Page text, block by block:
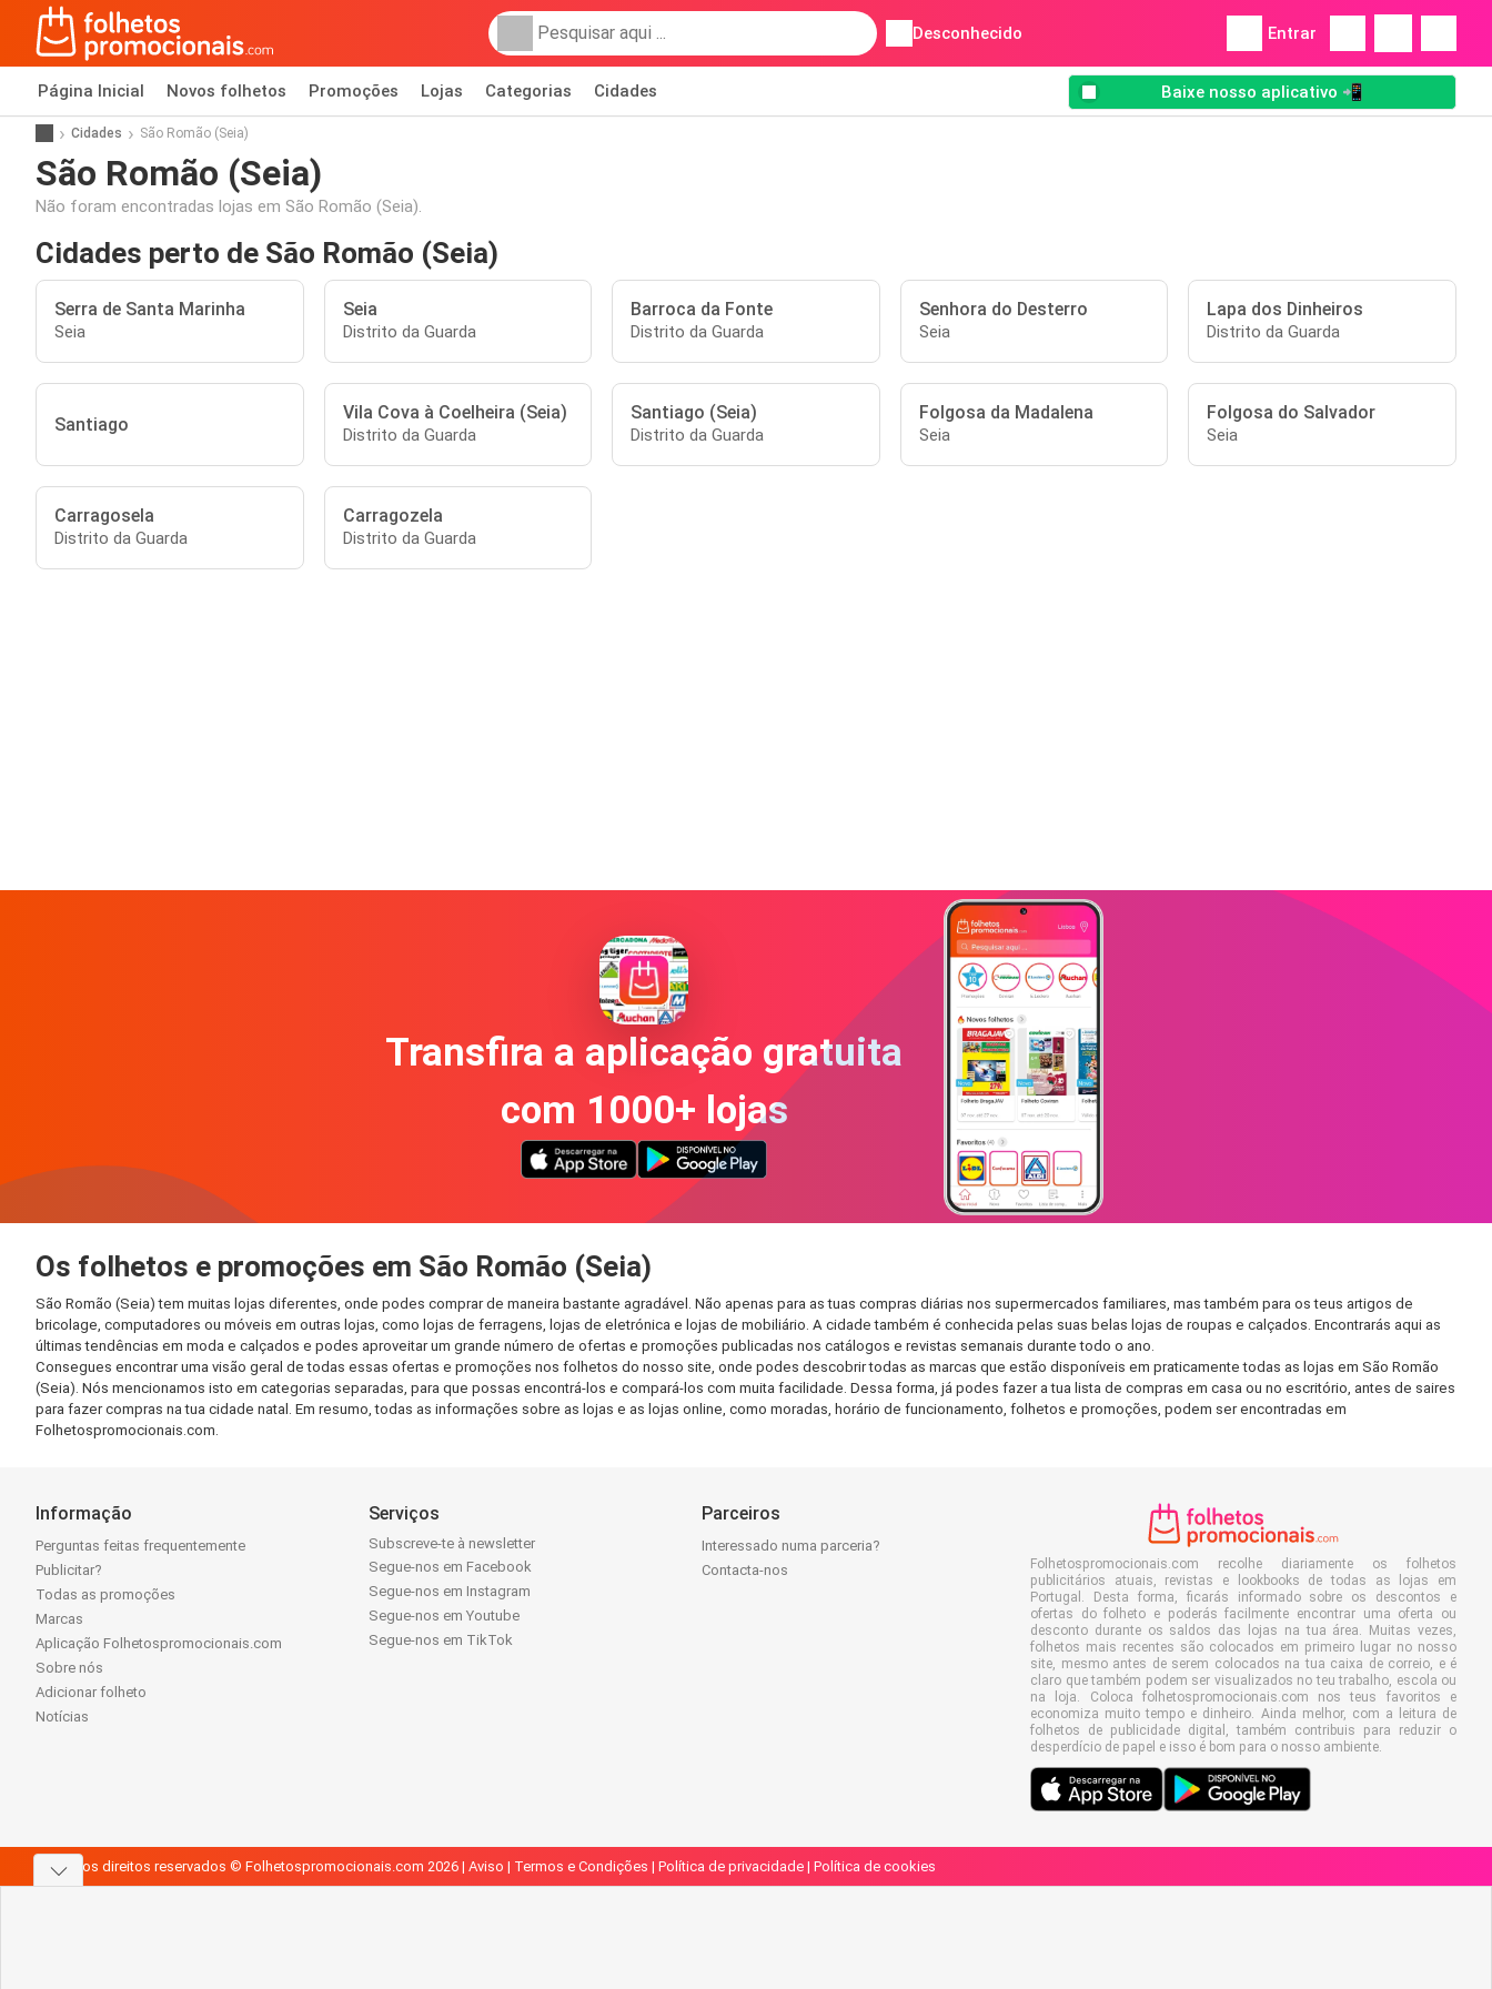
Desconhecido Entrar
Página Inicial Novos folhetos Promoções Lojas Categorias Cidades Baixe nosso aplicativo 📲
Cidades São Romão (Seia)
São Romão (Seia)
Não foram encontradas lojas em São Romão (Seia).
Cidades perto de São Romão (Seia)
Serra de Santa Marinha
Seia
Seia
Distrito da Guarda
Barroca da Fonte
Distrito da Guarda
Senhora do Desterro
Seia
Lapa dos Dinheiros
Distrito da Guarda
Santiago
Vila Cova à Coelheira (Seia)
Distrito da Guarda
Santiago (Seia)
Distrito da Guarda
Folgosa da Madalena
Seia
Folgosa do Salvador
Seia
Carragosela
Distrito da Guarda
Carragozela
Distrito da Guarda
Transfira a aplicação gratuita
com 1000+ lojas
Os folhetos e promoções em São Romão (Seia)
São Romão (Seia) tem muitas lojas diferentes, onde podes comprar de maneira bastante agradável. Não apenas para as tuas compras diárias nos supermercados familiares, mas também para os teus artigos de
bricolage, computadores ou móveis em outras lojas, como lojas de ferragens, lojas de eletrónica e lojas de mobiliário. A cidade também é conhecida pelas suas belas lojas de roupas e calçados. Encontrarás aqui as
últimas tendências em moda e calçados e podes aproveitar um grande número de ofertas e promoções publicadas nos catálogos e revistas semanais durante todo o ano.
Consegues encontrar uma visão geral de todas essas ofertas e promoções nos folhetos do nosso site, onde podes descobrir todas as marcas que estão disponíveis em praticamente todas as lojas em São Romão
(Seia). Nós mencionamos isto em categorias separadas, para que possas encontrá-los e compará-los com muita facilidade. Dessa forma, já podes fazer a tua lista de compras em casa ou no escritório, antes de saires
para fazer compras na tua cidade natal. Em resumo, todas as informações sobre as lojas e as lojas online, como moradas, horário de funcionamento, folhetos e promoções, podem ser encontradas em
Folhetospromocionais.com.
Informação
Perguntas feitas frequentemente
Publicitar?
Todas as promoções
Marcas
Aplicação Folhetospromocionais.com
Sobre nós
Adicionar folheto
Notícias
Serviços
Subscreve-te à newsletter
Segue-nos em Facebook
Segue-nos em Instagram
Segue-nos em Youtube
Segue-nos em TikTok
Parceiros
Interessado numa parceria?
Contacta-nos
Folhetospromocionais.com recolhe diariamente os folhetos
publicitários atuais, revistas e lookbooks de todas as lojas em
Portugal. Desta forma, ficarás informado sobre os descontos e
ofertas do folheto e poderás facilmente encontrar uma oferta ou
desconto durante os saldos das lojas na tua área. Muitas vezes,
folhetos mais recentes são colocados em primeiro lugar no nosso
site, mesmo antes de serem colocados na tua caixa de correio, e é
claro que também podem ser visualizados no teu trabalho, escola ou
na loja. Coloca folhetospromocionais.com nos teus favoritos e
economiza muito tempo e dinheiro. Ainda melhor, com a leitura de
folhetos de publicidade digital, também contribuis para reduzir o
desperdício de papel e isso é bom para o nosso ambiente.
Todos os direitos reservados © Folhetospromocionais.com 2026 | Aviso | Termos e Condições | Política de privacidade | Política de cookies